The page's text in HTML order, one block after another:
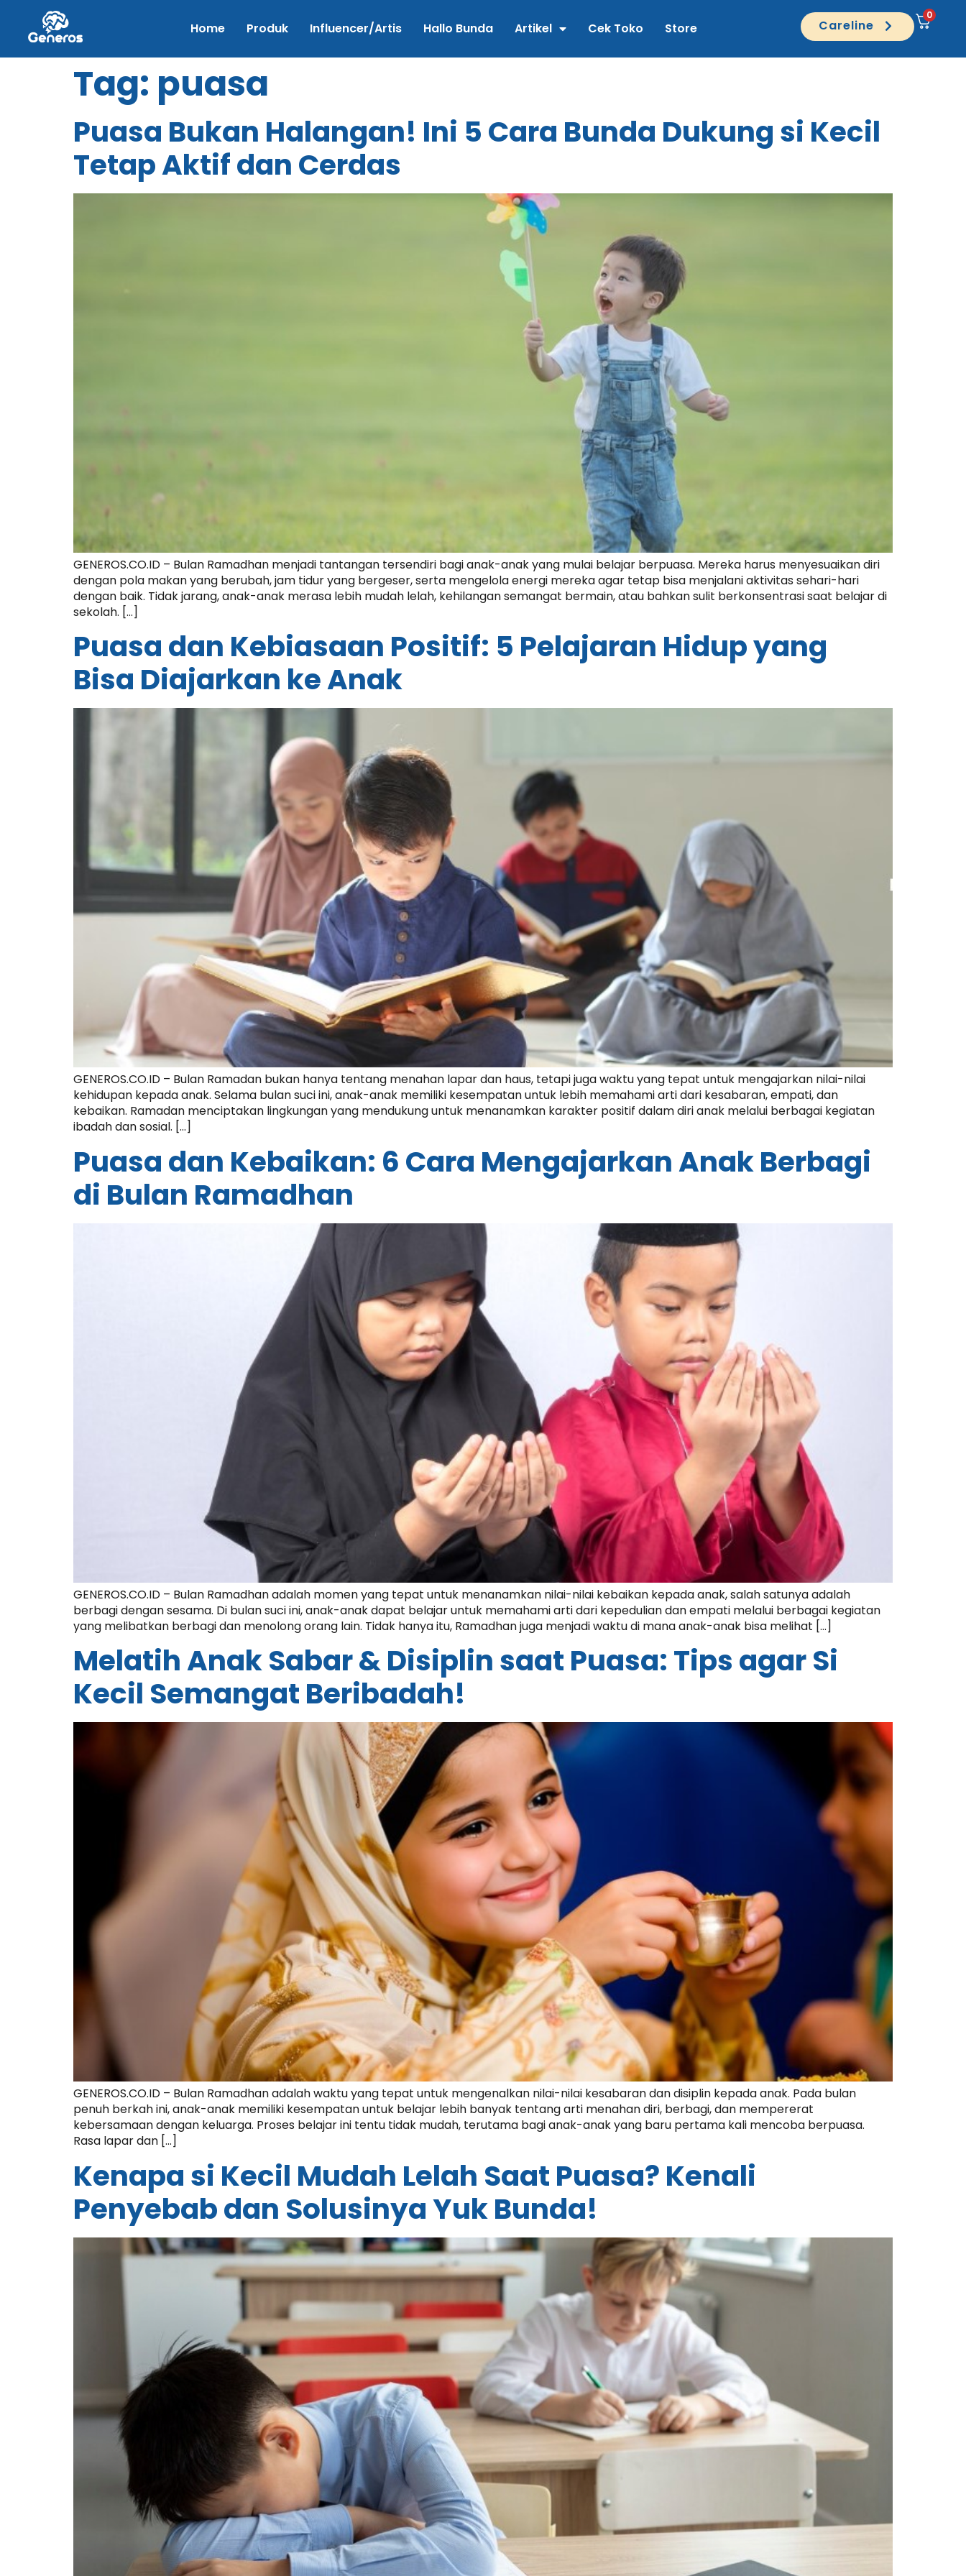
Home Produk Influencer/Artis Hallo Bunda Artikel Cek Toko Store Careline
0
Tag: puasa
Puasa Bukan Halangan! Ini 5 Cara Bunda Dukung si Kecil
Tetap Aktif dan Cerdas
GENEROS.CO.ID – Bulan Ramadhan menjadi tantangan tersendiri bagi anak-anak yang mulai belajar berpuasa. Mereka harus menyesuaikan diri
dengan pola makan yang berubah, jam tidur yang bergeser, serta mengelola energi mereka agar tetap bisa menjalani aktivitas sehari-hari
dengan baik. Tidak jarang, anak-anak merasa lebih mudah lelah, kehilangan semangat bermain, atau bahkan sulit berkonsentrasi saat belajar di
sekolah. […]
Puasa dan Kebiasaan Positif: 5 Pelajaran Hidup yang
Bisa Diajarkan ke Anak
GENEROS.CO.ID – Bulan Ramadan bukan hanya tentang menahan lapar dan haus, tetapi juga waktu yang tepat untuk mengajarkan nilai-nilai
kehidupan kepada anak. Selama bulan suci ini, anak-anak memiliki kesempatan untuk lebih memahami arti dari kesabaran, empati, dan
kebaikan. Ramadan menciptakan lingkungan yang mendukung untuk menanamkan karakter positif dalam diri anak melalui berbagai kegiatan
ibadah dan sosial. […]
Puasa dan Kebaikan: 6 Cara Mengajarkan Anak Berbagi
di Bulan Ramadhan
GENEROS.CO.ID – Bulan Ramadhan adalah momen yang tepat untuk menanamkan nilai-nilai kebaikan kepada anak, salah satunya adalah
berbagi dengan sesama. Di bulan suci ini, anak-anak dapat belajar untuk memahami arti dari kepedulian dan empati melalui berbagai kegiatan
yang melibatkan berbagi dan menolong orang lain. Tidak hanya itu, Ramadhan juga menjadi waktu di mana anak-anak bisa melihat […]
Melatih Anak Sabar & Disiplin saat Puasa: Tips agar Si
Kecil Semangat Beribadah!
GENEROS.CO.ID – Bulan Ramadhan adalah waktu yang tepat untuk mengenalkan nilai-nilai kesabaran dan disiplin kepada anak. Pada bulan
penuh berkah ini, anak-anak memiliki kesempatan untuk belajar lebih banyak tentang arti menahan diri, berbagi, dan mempererat
kebersamaan dengan keluarga. Proses belajar ini tentu tidak mudah, terutama bagi anak-anak yang baru pertama kali mencoba berpuasa.
Rasa lapar dan […]
Kenapa si Kecil Mudah Lelah Saat Puasa? Kenali
Penyebab dan Solusinya Yuk Bunda!